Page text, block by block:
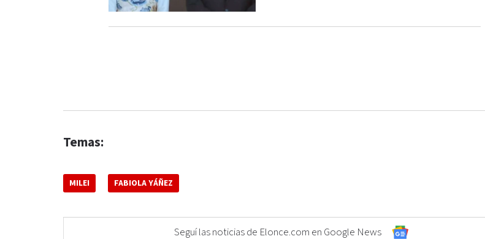
Temas:
MILEI FABIOLA YÁÑEZ
Seguí las noticias de Elonce.com en Google News